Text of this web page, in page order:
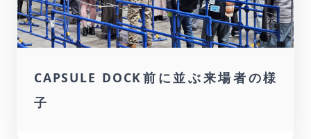
CAPSULE DOCK前に並ぶ来場者の様
子